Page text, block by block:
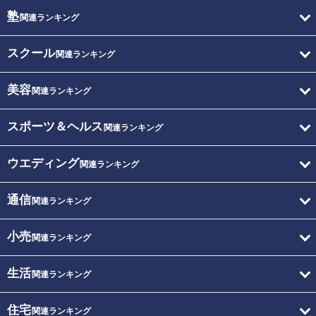
塾関連ランキング
スクール関連ランキング
美容関連ランキング
スポーツ＆ヘルス 関連ランキング
ウエディング関連ランキング
通信関連ランキング
小売関連ランキング
生活関連ランキング
住宅関連ランキング